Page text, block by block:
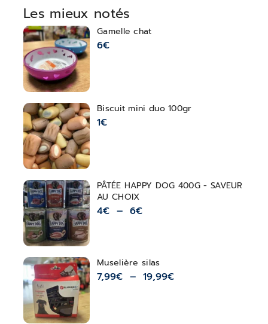
Les mieux notés
Gamelle chat
6€
Biscuit mini duo 100gr
1€
PÂTÉE HAPPY DOG 400G - SAVEUR
AU CHOIX
4€ – 6€
Muselière silas
7,99€ – 19,99€